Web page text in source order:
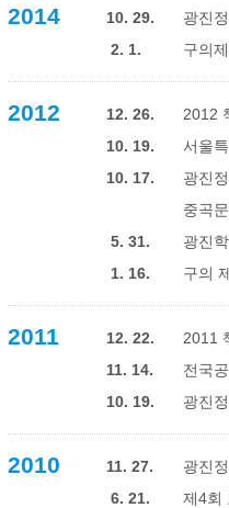
2014 10. 29.
광진
2. 1.
구의
2012 12. 26.
2012
10. 19.
서울
10. 17.
광진
중곡
5. 31.
광진
1. 16.
구의
2011 12. 22.
2011
11. 14.
전국
10. 19.
광진
2010 11. 27.
광진
6. 21.
제4회